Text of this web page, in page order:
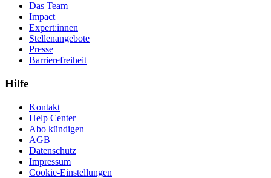
Das Team
Impact
Expert:innen
Stellenangebote
Presse
Barrierefreiheit
Hilfe
Kontakt
Help Center
Abo kündigen
AGB
Datenschutz
Impressum
Cookie-Einstellungen